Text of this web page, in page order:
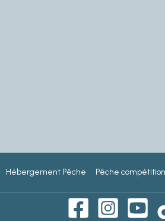
Hébergement Pêche Pêche compétition